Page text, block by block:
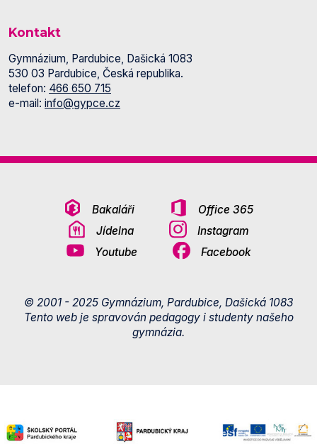
Kontakt
Gymnázium, Pardubice, Dašická 1083
530 03 Pardubice, Česká republika.
telefon: 466 650 715
e-mail: info@gypce.cz
Bakaláři
Office 365
Jídelna
Instagram
Youtube
Facebook
© 2001 - 2025 Gymnázium, Pardubice, Dašická 1083
Tento web je spravován pedagogy i studenty našeho
gymnázia.